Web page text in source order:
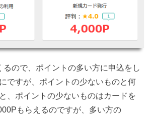
るので、ポイントの多い方に申込をし
ですが、ポイントの少ないものと何
、ポイントの少ないものはカードを
もらえるのですが、多い方の